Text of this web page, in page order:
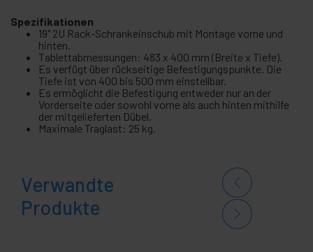
Spezifikationen
19" 2U Rack-Schrankeinschub mit Montage vorne und
hinten.
Tablettabmessungen: 483 x 400 mm (Breite x Tiefe).
Es verfügt über rückseitige Befestigungspunkte. Die
Tiefe ist von 400 bis 500 mm einstellbar.
Es ermöglicht die Befestigung entweder nur an der
Vorderseite oder sowohl vorne als auch hinten mithilfe
der mitgelieferten Dübel.
Maximale Traglast: 25 kg.
Verwandte
Produkte